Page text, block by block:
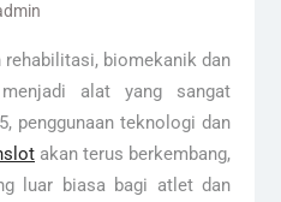
rehabilitasi, biomekanik dan
alat yang sangat
penggunaan teknologi dan
akan terus berkembang,
luar biasa bagi atlet dan